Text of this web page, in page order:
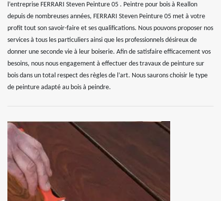
l’entreprise FERRARI Steven Peinture 05 . Peintre pour bois à Reallon
depuis de nombreuses années, FERRARI Steven Peinture 05 met à votre
profit tout son savoir-faire et ses qualifications. Nous pouvons proposer nos
services à tous les particuliers ainsi que les professionnels désireux de
donner une seconde vie à leur boiserie. Afin de satisfaire efficacement vos
besoins, nous nous engagement à effectuer des travaux de peinture sur
bois dans un total respect des règles de l’art. Nous saurons choisir le type
de peinture adapté au bois à peindre.